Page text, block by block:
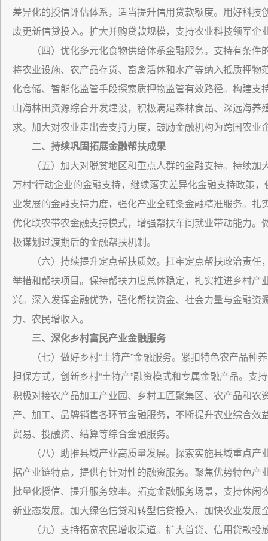
差异化的授信评估体系，适当提升信用贷款额度。用好科
废更新信贷投入。扩大并购贷款规模，支持农业科技领军企
（四）优化多元化食物供给体系金融服务。支持有条
将农业设施、农产品存货、畜禽活体和水产等纳入抵质押
化仓储、智能化监管手段探索质押物监管有效路径。构建
山海林田资源综合开发建设，积极满足森林食品、深远海
求。加大对农业走出去支持力度，鼓励金融机构为跨国农业
二、持续巩固拓展金融帮扶成果
（五）加大对脱贫地区和重点人群的金融支持。持续
万村”行动企业的金融支持，继续落实差异化金融支持政策
业发展的金融支持力度，强化产业全链条金融精准服务。
优化联农带农金融支持模式，增强帮扶车间就业带动能力
极谋划过渡期后的金融帮扶机制。
（六）持续提升定点帮扶质效。扛牢定点帮扶政治责
举措和帮扶项目。保持帮扶力度总体稳定，扎实推进乡村
兴。深入发挥金融优势，强化帮扶资金、社会力量与金融
力、农民增收入。
三、深化乡村富民产业金融服务
（七）做好乡村“土特产”金融服务。紧扣特色农产品
担保方式，创新乡村“土特产”融资模式和专属金融产品。支
积极对接农产品加工产业园、乡村工匠聚集区、农产品和
产、加工、品牌销售各环节金融服务，不断提升农业综合
贸易、投融资、结算等综合金融服务。
（八）助推县域产业高质量发展。探索实施县域重点产
据产业链特点，提供有针对性的融资服务。聚焦优势特色
批量化授信、提升服务效率。拓宽金融服务场景，支持休
新业态发展。加大绿色信贷和转型信贷投入，加快农业发展
（九）支持拓宽农民增收渠道。扩大首贷、信用贷款